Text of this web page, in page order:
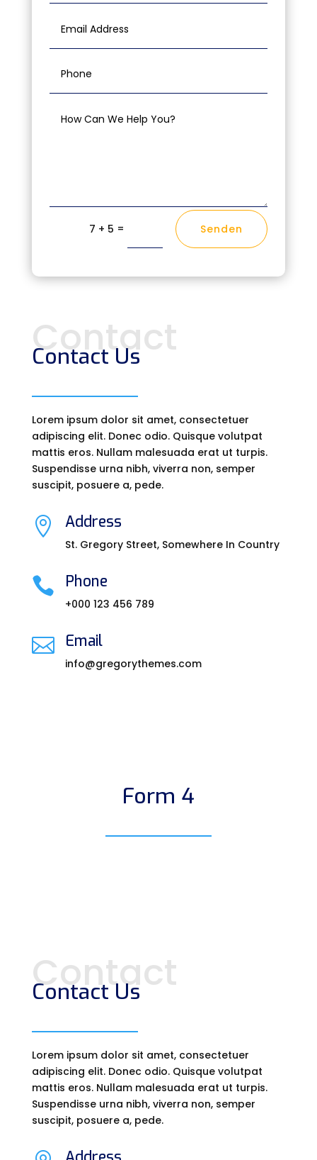
7 + 5 = Senden
Contact
Contact Us
Lorem ipsum dolor sit amet, consectetuer
adipiscing elit. Donec odio. Quisque volutpat
mattis eros. Nullam malesuada erat ut turpis.
Suspendisse urna nibh, viverra non, semper
suscipit, posuere a, pede.
 Address
St. Gregory Street, Somewhere In Country
 Phone
+000 123 456 789
 Email
info@gregorythemes.com
Form 4
Contact
Contact Us
Lorem ipsum dolor sit amet, consectetuer
adipiscing elit. Donec odio. Quisque volutpat
mattis eros. Nullam malesuada erat ut turpis.
Suspendisse urna nibh, viverra non, semper
suscipit, posuere a, pede.